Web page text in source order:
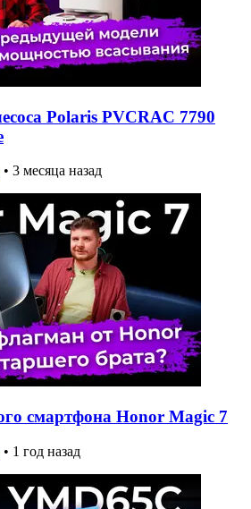
Polaris PVCRAC 7790
• 3 месяца назад
смартфона Honor Magic 7
• 1 год назад